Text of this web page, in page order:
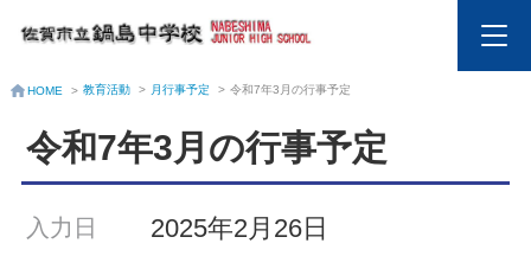
HOME > 教育活動 > 月行事予定 > 令和7年3月の行事予定
令和7年3月の行事予定
入力日 2025年2月26日